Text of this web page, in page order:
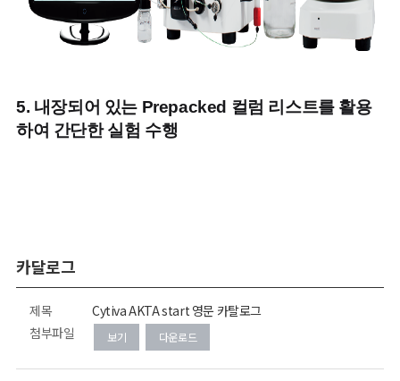
5. 내장되어 있는 Prepacked 컬럼 리스트를 활용
하여 간단한 실험 수행
카달로그
제목
Cytiva AKTA start 영문 카탈로그
첨부파일
보기 다운로드